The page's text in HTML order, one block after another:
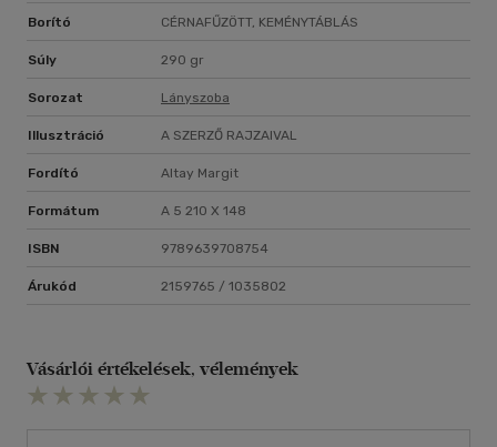
Borító CÉRNAFŰZÖTT, KEMÉNYTÁBLÁS
Súly 290 gr
Sorozat Lányszoba
Illusztráció A SZERZŐ RAJZAIVAL
Fordító Altay Margit
Formátum A 5 210 X 148
ISBN 9789639708754
Árukód 2159765 / 1035802
Vásárlói értékelések, vélemények